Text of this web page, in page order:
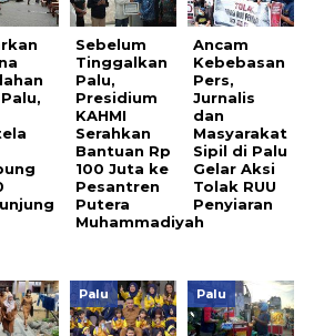
Sebelum
Tinggalkan
Palu,
Presidium
KAHMI
Serahkan
Bantuan Rp
100 Juta ke
Pesantren
Putera
Muhammadiyah
Ancam
Kebebasan
Pers,
Jurnalis
dan
Masyarakat
Sipil di Palu
Gelar Aksi
Tolak RUU
Penyiaran
Palu Palu